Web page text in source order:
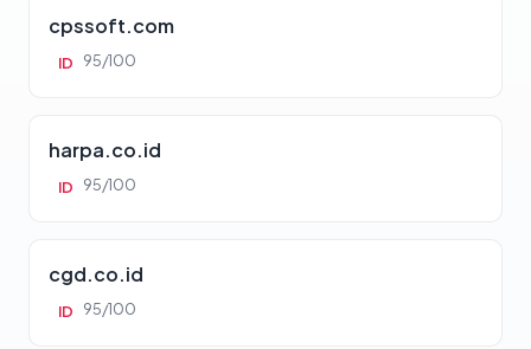
cpssoft.com
ID 95/100
harpa.co.id
ID 95/100
cgd.co.id
ID 95/100